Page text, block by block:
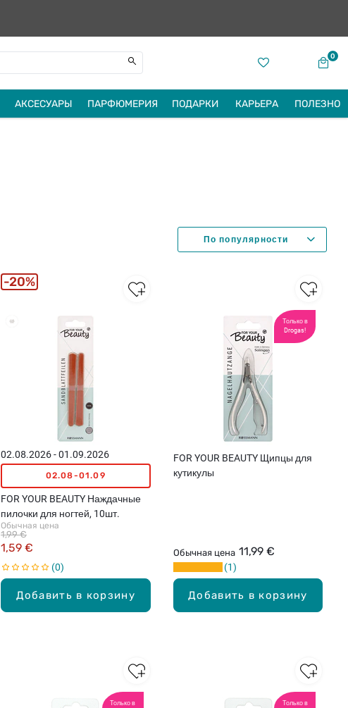
0
АКСЕСУАРЫ ПАРФЮМЕРИЯ ПОДАРКИ КАРЬЕРА ПОЛЕЗНО
Добавить в корзину
02.08.2026 - 01.09.2026
02.08-01.09
FOR YOUR BEAUTY Наждачные
пилочки для ногтей, 10шт.
Обычная цена
1,59 €
1,99 €
0
20%
Только в
Drogas!
Добавить в корзину
FOR YOUR BEAUTY Щипцы для
кутикулы
Обычная цена 11,99 €
1
Только в
Только в